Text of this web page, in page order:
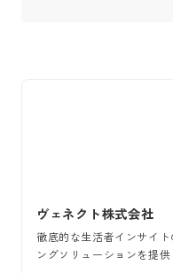
ヴェネクト株式会社
徹底的な生活者インサイ
ングソリューションを提供